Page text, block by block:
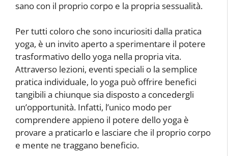
sano con il proprio corpo e la propria sessualità.
Per tutti coloro che sono incuriositi dalla pratica
yoga, è un invito aperto a sperimentare il potere
trasformativo dello yoga nella propria vita.
Attraverso lezioni, eventi speciali o la semplice
pratica individuale, lo yoga può offrire benefici
tangibili a chiunque sia disposto a concedergli
un’opportunità. Infatti, l’unico modo per
comprendere appieno il potere dello yoga è
provare a praticarlo e lasciare che il proprio corpo
e mente ne traggano beneficio.